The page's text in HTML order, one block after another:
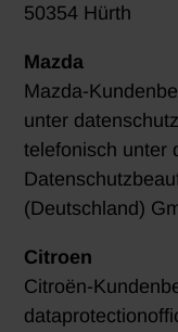
50354 Hürth
Mazda
Mazda-
unter
telefonisch unter
(Deutschland)
Citroen
Citroën-